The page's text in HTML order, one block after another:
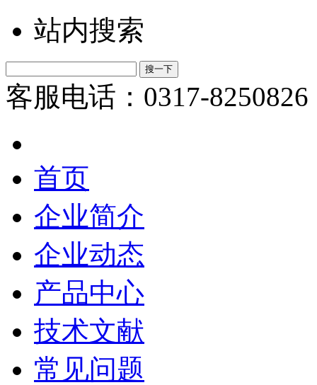
站内搜索
客服电话：0317-8250826
首页
企业简介
企业动态
产品中心
技术文献
常见问题